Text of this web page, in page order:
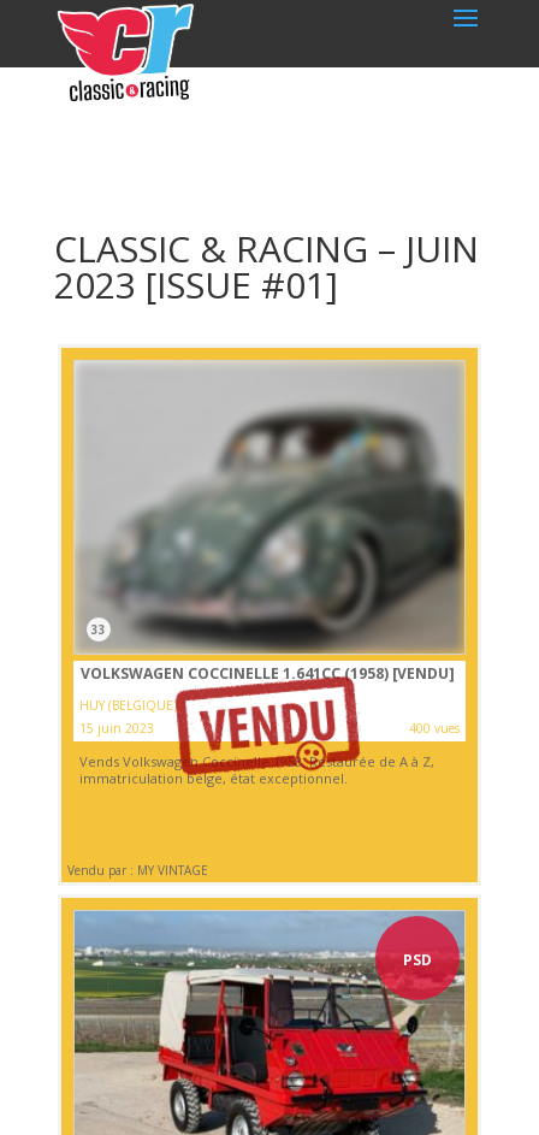
CLASSIC & RACING – JUIN
2023 [ISSUE #01]
33
VOLKSWAGEN COCCINELLE 1.641CC (1958) [VENDU]
HUY (BELGIQUE)
15 juin 2023
400 vues
Vends Volkswagen Coccinelle 1958. Restaurée de A à Z,
immatriculation belge, état exceptionnel.
Vendu par : MY VINTAGE
PSD